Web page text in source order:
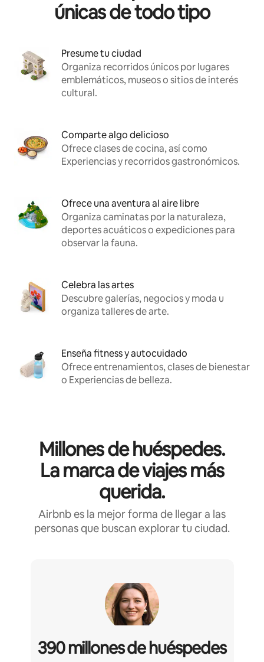
únicas de todo tipo
Presume tu ciudad
Organiza recorridos únicos por lugares
emblemáticos, museos o sitios de interés
cultural.
Comparte algo delicioso
Ofrece clases de cocina, así como
Experiencias y recorridos gastronómicos.
Ofrece una aventura al aire libre
Organiza caminatas por la naturaleza,
deportes acuáticos o expediciones para
observar la fauna.
Celebra las artes
Descubre galerías, negocios y moda u
organiza talleres de arte.
Enseña fitness y autocuidado
Ofrece entrenamientos, clases de bienestar
o Experiencias de belleza.
Millones de huéspedes.
La marca de viajes más
querida.
Airbnb es la mejor forma de llegar a las
personas que buscan explorar tu ciudad.
390 millones de huéspedes